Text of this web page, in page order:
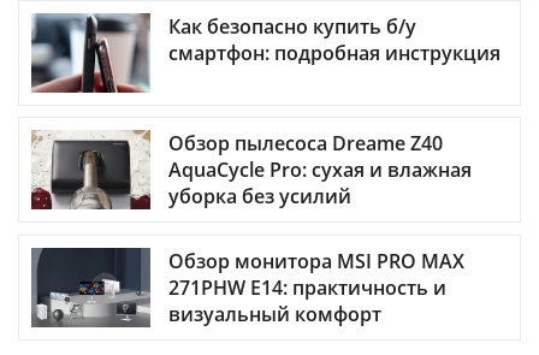
Как безопасно купить б/у
смартфон: подробная инструкция
Обзор пылесоса Dreame Z40
AquaCycle Pro: сухая и влажная
уборка без усилий
Обзор монитора MSI PRO MAX
271PHW E14: практичность и
визуальный комфорт